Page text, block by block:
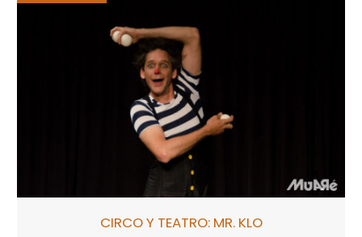
CIRCO Y TEATRO: MR. KLO